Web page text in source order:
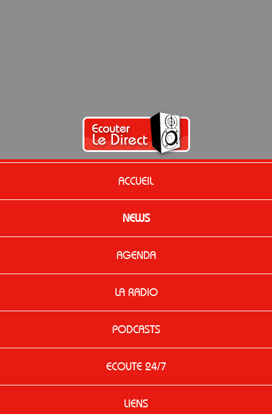
ACCUEIL
NEWS
AGENDA
LA RADIO
PODCASTS
ECOUTE 24/7
LIENS